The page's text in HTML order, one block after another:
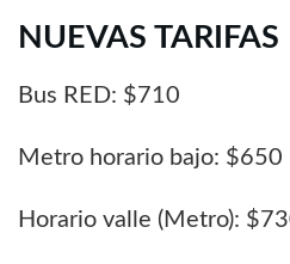
NUEVAS TARIFAS
Bus RED: $710
Metro horario bajo: $650
Horario valle (Metro):